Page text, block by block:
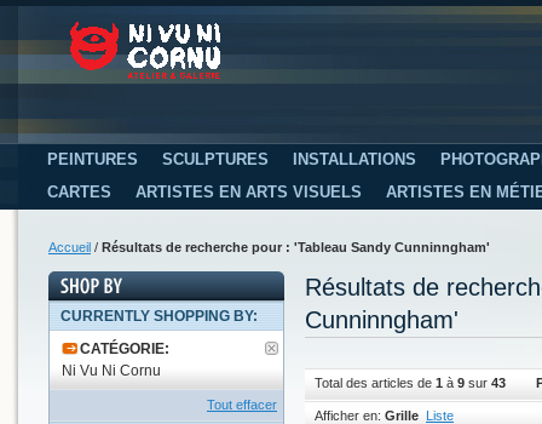
PEINTURES SCULPTURES INSTALLATIONS
CARTES
ARTISTES EN ARTS VISUELS ARTISTES EN
Accueil / Résultats de recherche pour : 'Tableau Sandy Cunninngham'
Résultats de
Cunninngham'
Total des articles de 1 à 9 sur 43
Afficher en: Grille Liste
CURRENTLY SHOPPING BY:
CATÉGORIE:
Ni Vu Ni Cornu
Tout effacer